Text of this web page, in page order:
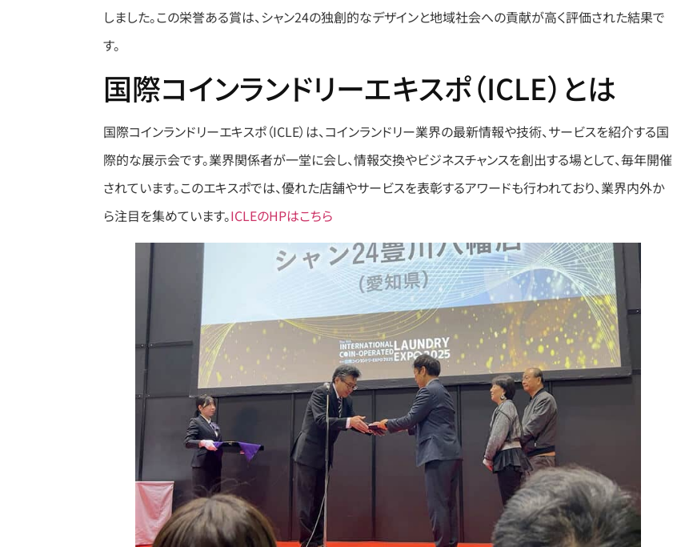
しました。​この栄誉ある賞は、シャン24の独創的なデザインと地域社会への貢献が高く評価された結果で
す。
国際コインランドリーエキスポ（ICLE）とは
国際コインランドリーエキスポ（ICLE）は、コインランドリー業界の最新情報や技術、サービスを紹介する国
際的な展示会です。​業界関係者が一堂に会し、情報交換やビジネスチャンスを創出する場として、毎年開催
されています。​このエキスポでは、優れた店舗やサービスを表彰するアワードも行われており、業界内外か
ら注目を集めています。​ICLEのHPはこちら